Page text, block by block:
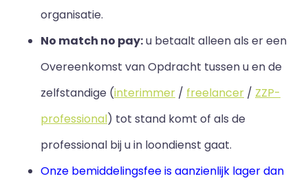
organisatie.
No match no pay:u betaalt alleen als er een
Overeenkomst van Opdracht tussen u en de
zelfstandige (interimmer / freelancer / ZZP-
professional) tot stand komt of als de
professional bij u in loondienst gaat.
Onze bemiddelingsfee is aanzienlijk lager dan